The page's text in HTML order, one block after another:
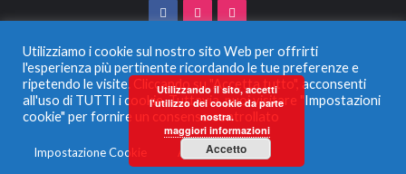
© 2024 Radio 104. Tutti i diritti riservati. Vietata la duplicazione
anche parziale.
Radio Monferrato Srl - P.IVA 00956220057 La società ha
ricevuto aiuti di Stato e aiuti de Minimis, soggetti all’obbligo di
pubblicazione nel Registro nazionale degli aiuti di Stato di cui
all’articolo 52 L.234/2012 che qui si intendono integralmente
Utilizziamo i cookie sul nostro sito Web per offrirti
l'esperienza più pertinente ricordando le tue preferenze e
ripetendo le visite. Cliccando su "Accetta tutto", acconsenti
all'uso di TUTTI i cookie. Tuttavia, puoi visitare "Impostazioni
cookie" per fornire un consenso controllato
Impostazione Cookie Accetta tutto
Utilizzando il sito, accetti
l'utilizzo dei cookie da parte
nostra.
maggiori informazioni
Accetto